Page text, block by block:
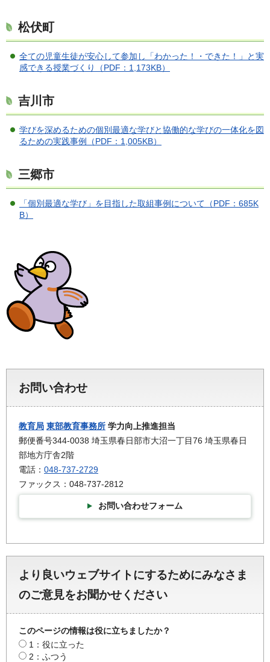
松伏町
全ての児童生徒が安心して参加し「わかった！・できた！」と実
感できる授業づくり（PDF：1,173KB）
吉川市
学びを深めるための個別最適な学びと協働的な学びの一体化を図
るための実践事例（PDF：1,005KB）
三郷市
「個別最適な学び」を目指した取組事例について（PDF：685K
B）
お問い合わせ
教育局 東部教育事務所 学力向上推進担当
郵便番号344-0038 埼玉県春日部市大沼一丁目76 埼玉県春日
部地方庁舎2階
電話： 048-737-2729
ファックス：048-737-2812
お問い合わせフォーム
より良いウェブサイトにするためにみなさま
のご意見をお聞かせください
このページの情報は役に立ちましたか？
1：役に立った
2：ふつう